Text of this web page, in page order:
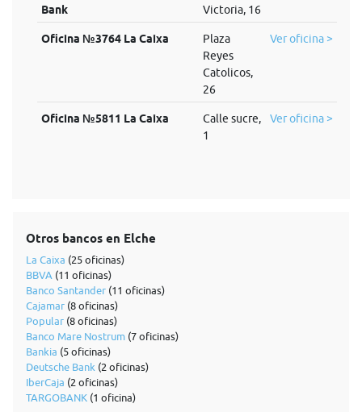
Bank
Victoria, 16
Oficina №3764 La Caixa
Plaza
Reyes
Catolicos,
26
Ver oficina >
Oficina №5811 La Caixa
Calle sucre,
1
Ver oficina >
Otros bancos en Elche
La Caixa (25 oficinas)
BBVA (11 oficinas)
Banco Santander (11 oficinas)
Cajamar (8 oficinas)
Popular (8 oficinas)
Banco Mare Nostrum (7 oficinas)
Bankia (5 oficinas)
Deutsche Bank (2 oficinas)
IberCaja (2 oficinas)
TARGOBANK (1 oficina)